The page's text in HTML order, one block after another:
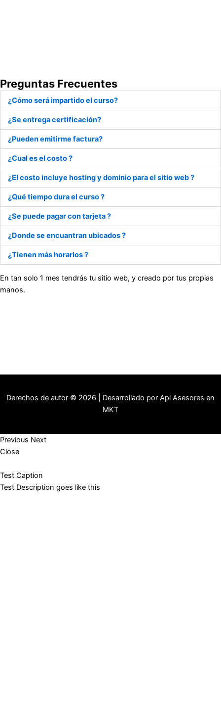
Preguntas Frecuentes
¿Cómo será impartido el curso?
¿Se entrega certificación?
¿Pueden emitirme factura?
¿Cual es el costo ?
¿El costo incluye hosting y dominio para el sitio web ?
¿Qué tiempo dura el curso ?
¿Se puede pagar con tarjeta ?
¿Donde se encuantran ubicados ?
¿Tienen más horarios ?
En tan solo 1 mes tendrás tu sitio web, y creado por tus propias
manos.
Derechos de autor © 2026 | Desarrollado por Api Asesores en
MKT
Previous Next
Close
Test Caption
Test Description goes like this